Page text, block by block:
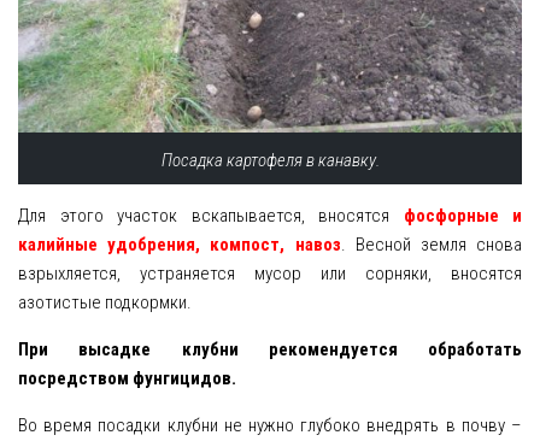
Посадка картофеля в канавку.
Для этого участок вскапывается, вносятся фосфорные и
калийные удобрения, компост, навоз . Весной земля снова
взрыхляется, устраняется мусор или сорняки, вносятся
азотистые подкормки.
При высадке клубни рекомендуется обработать
посредством фунгицидов.
Во время посадки клубни не нужно глубоко внедрять в почву –